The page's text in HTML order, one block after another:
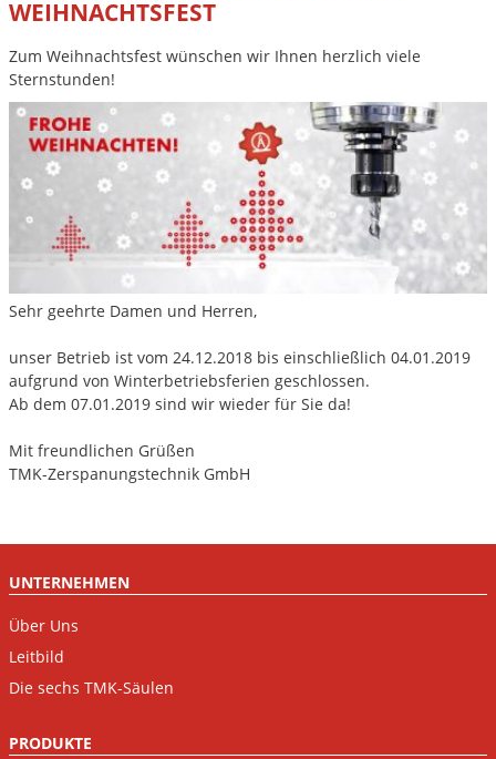
WEIHNACHTSFEST
Zum Weihnachtsfest wünschen wir Ihnen herzlich viele
Sternstunden!
Sehr geehrte Damen und Herren,
unser Betrieb ist vom 24.12.2018 bis einschließlich 04.01.2019
aufgrund von Winterbetriebsferien geschlossen.
Ab dem 07.01.2019 sind wir wieder für Sie da!
Mit freundlichen Grüßen
TMK-Zerspanungstechnik GmbH
UNTERNEHMEN
Über Uns
Leitbild
Die sechs TMK-Säulen
PRODUKTE